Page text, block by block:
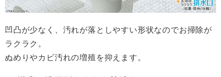
凹凸が少なく、汚れが落としやすい形状なのでお掃除が
ラクラク。
ぬめりやカビ汚れの増殖を抑えます。